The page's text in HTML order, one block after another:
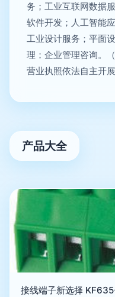
务；工业互联网数据
软件开发；人工智能
工业设计服务；平面
理；企业管理咨询。
营业执照依法自主开展
产品大全
接线端子新选择